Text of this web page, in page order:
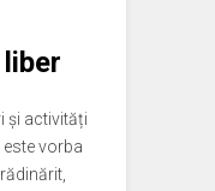
și activități
vorba